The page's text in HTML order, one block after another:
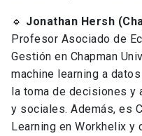
🔹 Jonathan Hersh
Profesor Asociado de
Gestión en Chapman
machine learning a
la toma de decisiones y
y sociales. Además, es
Learning en Workhelix y